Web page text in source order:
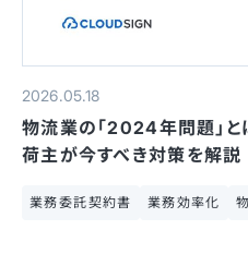
2026.05.18
物流業の「2024年問題」
荷主が今すべき対策を解説
業務委託契約書 業務効率化